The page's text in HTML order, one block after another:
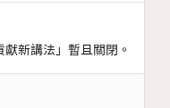
新講法」暫且關閉。